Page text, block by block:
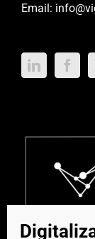
Email: